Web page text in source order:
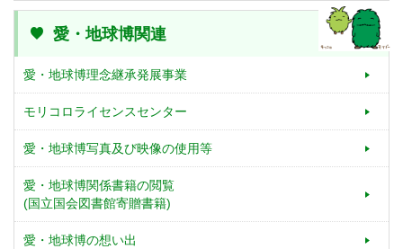
愛・地球博関連
愛・地球博理念継承発展事業
モリコロライセンスセンター
愛・地球博写真及び映像の使用等
愛・地球博関係書籍の閲覧
(国立国会図書館寄贈書籍)
愛・地球博の想い出